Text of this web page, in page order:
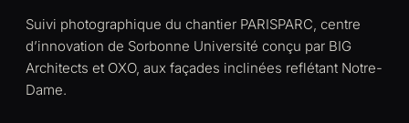
Suivi photographique du chantier PARISPARC, centre
d’innovation de Sorbonne Université conçu par BIG
Architects et OXO, aux façades inclinées reflétant Notre-
Dame.